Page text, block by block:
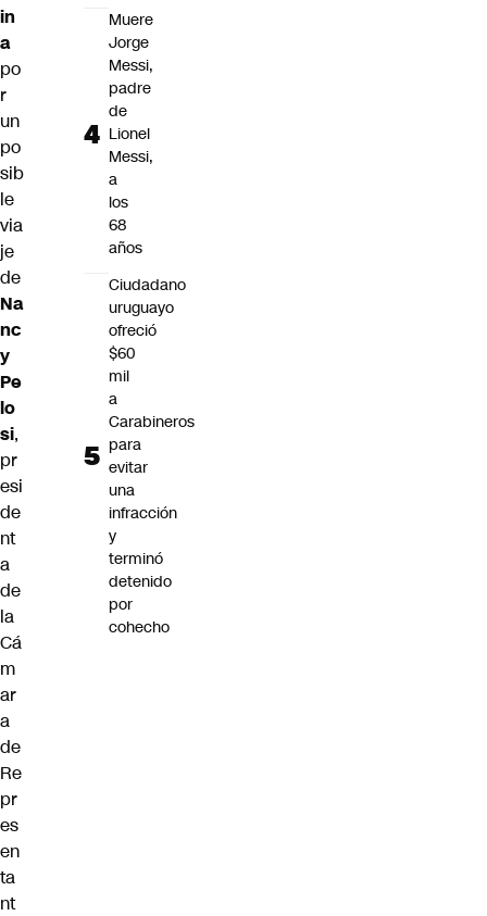
in
a
po
r
un
po
sib
le
via
je
de
Na
nc
y
Pe
lo
si,
pr
esi
de
nt
a
de
la
Cá
m
ar
a
de
Re
pr
es
en
ta
nt
Muere
Jorge
Messi,
padre
de
Lionel
Messi,
a
los
68
años
Ciudadano
uruguayo
ofreció
$60
mil
a
Carabineros
para
evitar
una
infracción
y
terminó
detenido
por
cohecho